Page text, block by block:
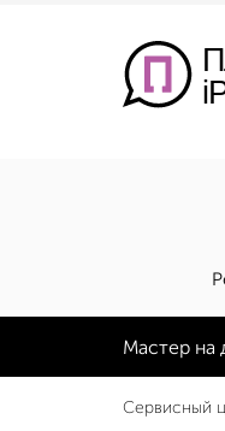
Мастер на
Сервисный